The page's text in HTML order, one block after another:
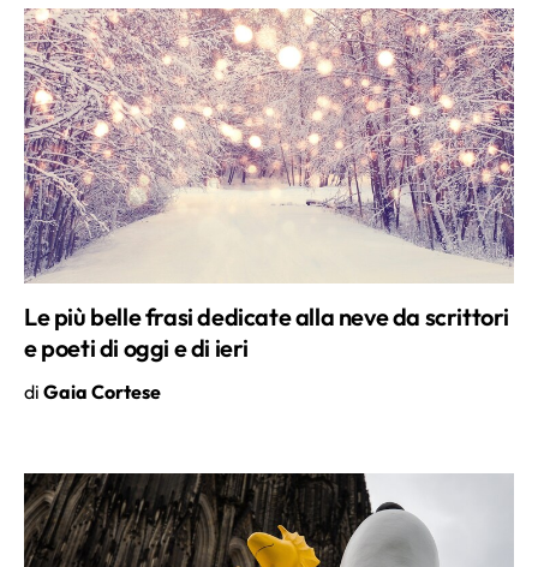
Le più belle frasi dedicate alla neve da scrittori
e poeti di oggi e di ieri
diGaia Cortese